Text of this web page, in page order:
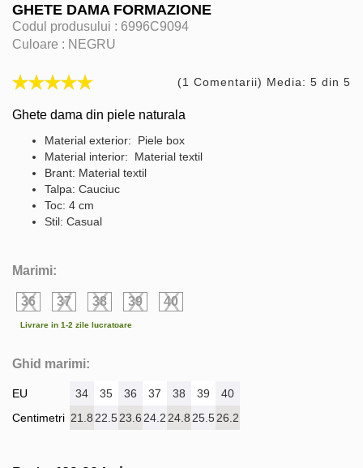
GHETE DAMA FORMAZIONE
Codul produsului : 6996C9094
Culoare : NEGRU
(1 Comentarii) Media: 5 din 5
Ghete dama din piele naturala
Material exterior: Piele box
Material interior: Material textil
Brant: Material textil
Talpa: Cauciuc
Toc: 4 cm
Stil: Casual
Marimi:
36 37 38 39 40
Livrare in 1-2 zile lucratoare
Ghid marimi:
EU
Centimetri
34 35 36 37 38 39
40
21.8 22.523.6 24.2 24.8 25.526.2